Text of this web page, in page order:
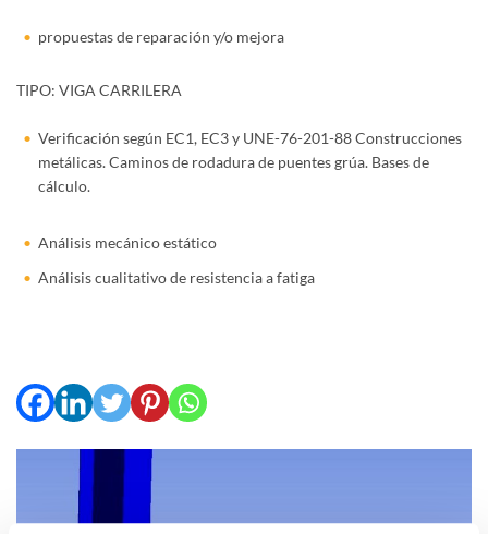
propuestas de reparación y/o mejora
TIPO: VIGA CARRILERA
Verificación según EC1, EC3 y UNE-76-201-88 Construcciones
metálicas. Caminos de rodadura de puentes grúa. Bases de
cálculo.
Análisis mecánico estático
Análisis cualitativo de resistencia a fatiga